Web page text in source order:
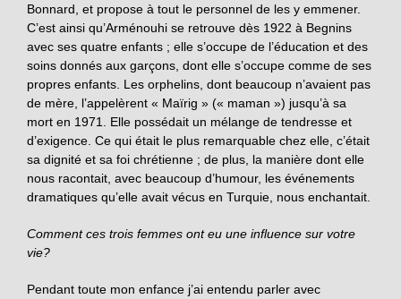
Bonnard, et propose à tout le personnel de les y emmener.
C’est ainsi qu’Arménouhi se retrouve dès 1922 à Begnins
avec ses quatre enfants ; elle s’occupe de l’éducation et des
soins donnés aux garçons, dont elle s’occupe comme de ses
propres enfants. Les orphelins, dont beaucoup n’avaient pas
de mère, l’appelèrent « Maïrig » (« maman ») jusqu’à sa
mort en 1971. Elle possédait un mélange de tendresse et
d’exigence. Ce qui était le plus remarquable chez elle, c’était
sa dignité et sa foi chrétienne ; de plus, la manière dont elle
nous racontait, avec beaucoup d’humour, les événements
dramatiques qu’elle avait vécus en Turquie, nous enchantait.
Comment ces trois femmes ont eu une influence sur votre
vie?
Pendant toute mon enfance j’ai entendu parler avec